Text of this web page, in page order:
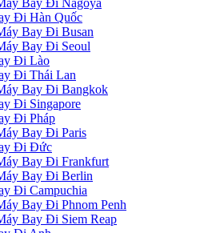
Bay Đi Nagoya
Đi Hàn Quốc
Bay Đi Busan
Bay Đi Seoul
Đi Lào
Đi Thái Lan
Bay Đi Bangkok
Đi Singapore
Đi Pháp
Bay Đi Paris
Đi Đức
Bay Đi Frankfurt
Bay Đi Berlin
Đi Campuchia
Bay Đi Phnom Penh
Bay Đi Siem Reap